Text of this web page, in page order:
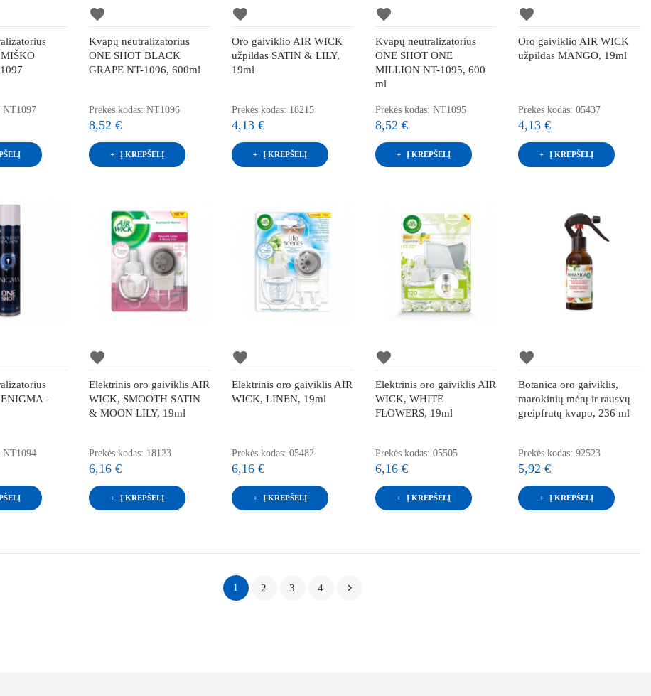
NT1097
favorite
Kvapų neutralizatorius
ONE SHOT BLACK
GRAPE NT-1096, 600ml
Prekės kodas: NT1096
8,52 €
Į KREPŠELĮ
favorite
Oro gaiviklio AIR WICK
užpildas SATIN & LILY,
19ml
Prekės kodas: 18215
4,13 €
Į KREPŠELĮ
favorite
Kvapų neutralizatorius
ONE SHOT ONE
MILLION NT-1095, 600
ml
Prekės kodas: NT1095
8,52 €
Į KREPŠELĮ
favorite
Oro gaiviklio AIR WICK
užpildas MANGO, 19ml
Prekės kodas: 05437
4,13 €
Į KREPŠELĮ
-
NT1094
favorite
Elektrinis oro gaiviklis AIR
WICK, SMOOTH SATIN
& MOON LILY, 19ml
Prekės kodas: 18123
6,16 €
Į KREPŠELĮ
favorite
Elektrinis oro gaiviklis AIR
WICK, LINEN, 19ml
Prekės kodas: 05482
6,16 €
Į KREPŠELĮ
favorite
Elektrinis oro gaiviklis AIR
WICK, WHITE
FLOWERS, 19ml
Prekės kodas: 05505
6,16 €
Į KREPŠELĮ
favorite
Botanica oro gaiviklis,
marokinių mėtų ir rausvų
greipfrutų kvapo, 236 ml
Prekės kodas: 92523
5,92 €
Į KREPŠELĮ
1 2 3 4 